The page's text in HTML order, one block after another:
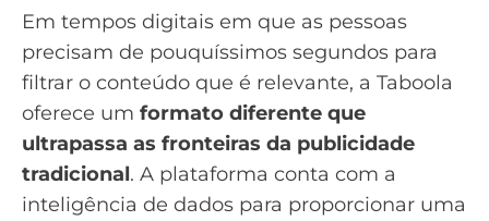
Em tempos digitais em que as pessoas
precisam de pouquíssimos segundos para
filtrar o conteúdo que é relevante, a Taboola
oferece um formato diferente que
ultrapassa as fronteiras da publicidade
tradicional. A plataforma conta com a
inteligência de dados para proporcionar uma